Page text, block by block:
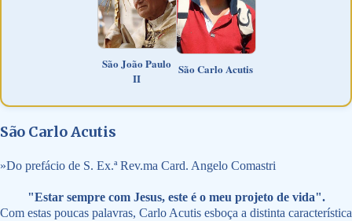
São João Paulo
II
São Carlo Acutis
São Carlo Acutis
»Do prefácio de S. Ex.ª Rev.ma Card. Angelo Comastri
"Estar sempre com Jesus, este é o meu projeto de vida".
Com estas poucas palavras, Carlo Acutis esboça a distinta característica